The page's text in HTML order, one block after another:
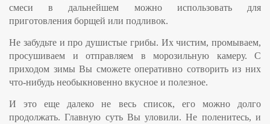
смеси в дальнейшем можно использовать для
приготовления борщей или подливок.
Не забудьте и про душистые грибы. Их чистим, промываем,
просушиваем и отправляем в морозильную камеру. С
приходом зимы Вы сможете оперативно сотворить из них
что-нибудь необыкновенно вкусное и полезное.
И это еще далеко не весь список, его можно долго
продолжать. Главную суть Вы уловили. Не поленитесь, и